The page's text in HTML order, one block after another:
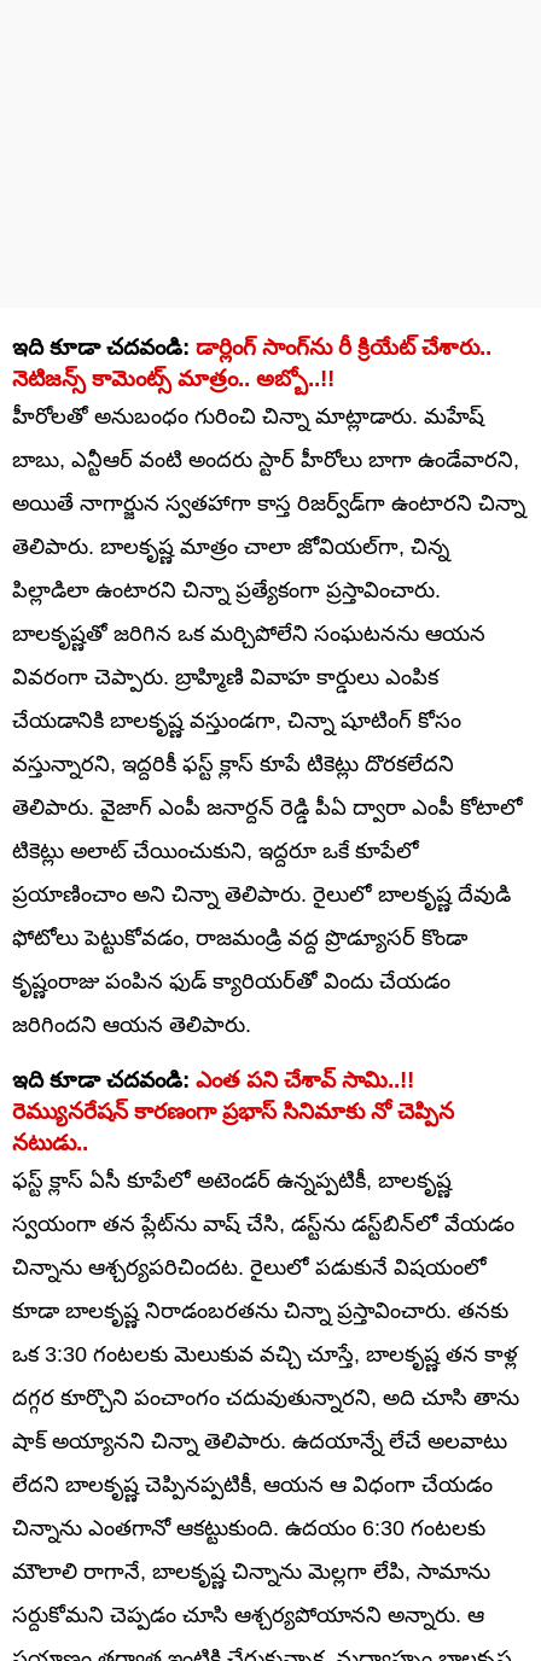
ఇది కూడా చదవండి: డార్లింగ్ సాంగ్‌ను రీ క్రియేట్ చేశారు..
నెటిజన్స్ కామెంట్స్ మాత్రం.. అబ్బో..!!
హీరోలతో అనుబంధం గురించి చిన్నా మాట్లాడారు. మహేష్
బాబు, ఎన్టీఆర్ వంటి అందరు స్టార్ హీరోలు బాగా ఉండేవారని,
అయితే నాగార్జున స్వతహాగా కాస్త రిజర్వ్‌డ్‌గా ఉంటారని చిన్నా
తెలిపారు. బాలకృష్ణ మాత్రం చాలా జోవియల్‌గా, చిన్న
పిల్లాడిలా ఉంటారని చిన్నా ప్రత్యేకంగా ప్రస్తావించారు.
బాలకృష్ణతో జరిగిన ఒక మర్చిపోలేని సంఘటనను ఆయన
వివరంగా చెప్పారు. బ్రాహ్మిణి వివాహ కార్డులు ఎంపిక
చేయడానికి బాలకృష్ణ వస్తుండగా, చిన్నా షూటింగ్ కోసం
వస్తున్నారని, ఇద్దరికీ ఫస్ట్ క్లాస్ కూపే టికెట్లు దొరకలేదని
తెలిపారు. వైజాగ్ ఎంపీ జనార్దన్ రెడ్డి పీఏ ద్వారా ఎంపీ కోటాలో
టికెట్లు అలాట్ చేయించుకుని, ఇద్దరూ ఒకే కూపేలో
ప్రయాణించాం అని చిన్నా తెలిపారు. రైలులో బాలకృష్ణ దేవుడి
ఫోటోలు పెట్టుకోవడం, రాజమండ్రి వద్ద ప్రొడ్యూసర్ కొండా
కృష్ణంరాజు పంపిన ఫుడ్ క్యారియర్‌తో విందు చేయడం
జరిగిందని ఆయన తెలిపారు.
ఇది కూడా చదవండి: ఎంత పని చేశావ్ సామి..!!
రెమ్యునరేషన్ కారణంగా ప్రభాస్ సినిమాకు నో చెప్పిన
నటుడు..
ఫస్ట్ క్లాస్ ఏసీ కూపేలో అటెండర్ ఉన్నప్పటికీ, బాలకృష్ణ
స్వయంగా తన ప్లేట్‌ను వాష్ చేసి, డస్ట్‌ను డస్ట్‌బిన్‌లో వేయడం
చిన్నాను ఆశ్చర్యపరిచిందట. రైలులో పడుకునే విషయంలో
కూడా బాలకృష్ణ నిరాడంబరతను చిన్నా ప్రస్తావించారు. తనకు
ఒక 3:30 గంటలకు మెలుకువ వచ్చి చూస్తే, బాలకృష్ణ తన కాళ్ల
దగ్గర కూర్చొని పంచాంగం చదువుతున్నారని, అది చూసి తాను
షాక్ అయ్యానని చిన్నా తెలిపారు. ఉదయాన్నే లేచే అలవాటు
లేదని బాలకృష్ణ చెప్పినప్పటికీ, ఆయన ఆ విధంగా చేయడం
చిన్నాను ఎంతగానో ఆకట్టుకుంది. ఉదయం 6:30 గంటలకు
మౌలాలి రాగానే, బాలకృష్ణ చిన్నాను మెల్లగా లేపి, సామాను
సర్దుకోమని చెప్పడం చూసి ఆశ్చర్యపోయానని అన్నారు. ఆ